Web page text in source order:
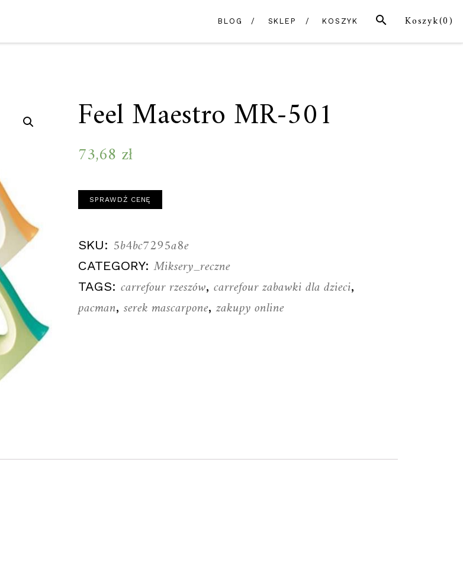
Koszyk(0)
SZUKAJ
BLOG SKLEP KOSZYK
Feel Maestro MR-501
73,68 zł
SPRAWDŹ CENĘ
SKU: 5b4bc7295a8e
CATEGORY:Miksery_reczne
TAGS:carrefour rzeszów,carrefour zabawki dla dzieci,
pacman,serek mascarpone,zakupy online